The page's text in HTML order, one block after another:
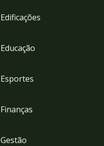
Edificações
Educação
Esportes
Finanças
Gestão